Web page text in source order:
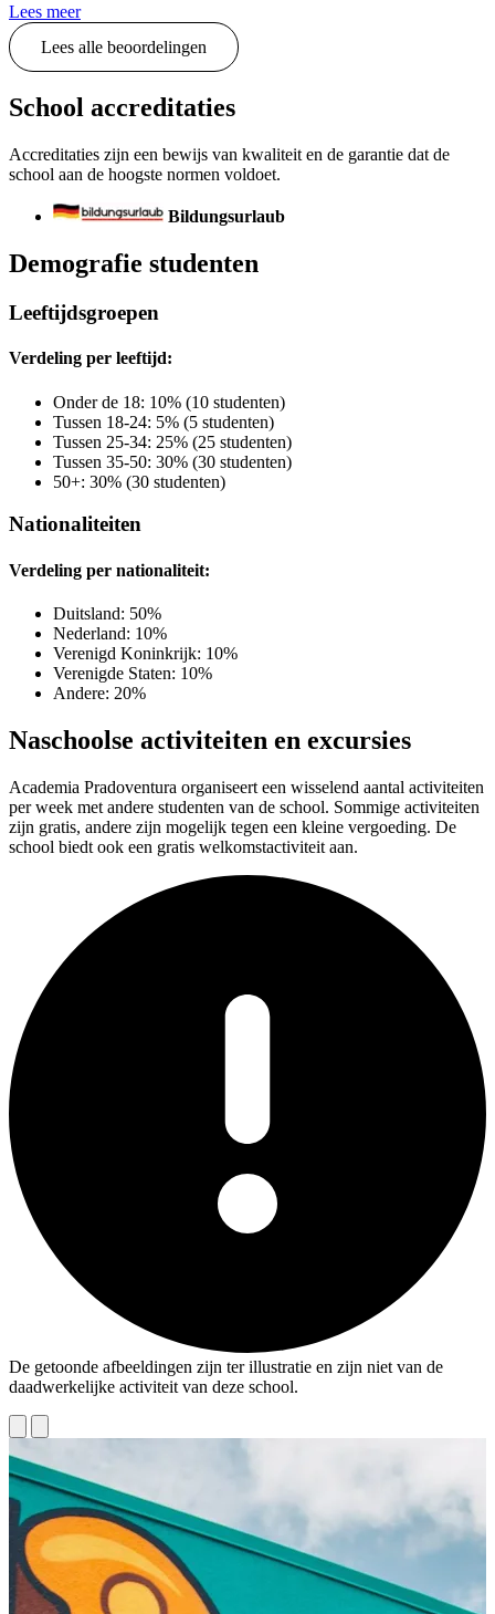
Lees meer
Lees alle beoordelingen
School accreditaties
Accreditaties zijn een bewijs van kwaliteit en de garantie dat de
school aan de hoogste normen voldoet.
Bildungsurlaub
Demografie studenten
Leeftijdsgroepen
Verdeling per leeftijd:
Onder de 18: 10% (10 studenten)
Tussen 18-24: 5% (5 studenten)
Tussen 25-34: 25% (25 studenten)
Tussen 35-50: 30% (30 studenten)
50+: 30% (30 studenten)
Nationaliteiten
Verdeling per nationaliteit:
Duitsland: 50%
Nederland: 10%
Verenigd Koninkrijk: 10%
Verenigde Staten: 10%
Andere: 20%
Naschoolse activiteiten en excursies
Academia Pradoventura organiseert een wisselend aantal activiteiten
per week met andere studenten van de school. Sommige activiteiten
zijn gratis, andere zijn mogelijk tegen een kleine vergoeding. De
school biedt ook een gratis welkomstactiviteit aan.
De getoonde afbeeldingen zijn ter illustratie en zijn niet van de
daadwerkelijke activiteit van deze school.